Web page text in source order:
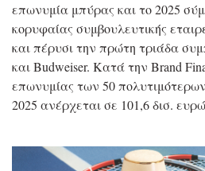
επωνυμία μπύρας και το 2025
κορυφαίας συμβουλευτικής
και πέρυσι την πρώτη τριάδα
και Budweiser. Κατά την Brand
επωνυμίας των 50
2025 ανέρχεται σε 101,6 δισ.